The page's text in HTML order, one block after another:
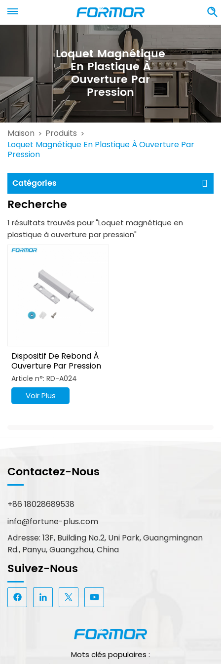
Loquet Magnétique
En Plastique À
Ouverture Par
Pression
Maison > Produits >
Loquet Magnétique En Plastique À Ouverture Par
Pression
Catégories
Recherche
1 résultats trouvés pour "Loquet magnétique en
plastique à ouverture par pression"
Dispositif De Rebond À
Ouverture Par Pression
Magnétique Pour
Armoire
Article n°: RD-A024
Voir Plus
Contactez-Nous
+86 18028689538
info@fortune-plus.com
Adresse: 13F, Building No.2, Uni Park, Guangmingnan
Rd., Panyu, Guangzhou, China
Suivez-Nous
Mots clés populaires :